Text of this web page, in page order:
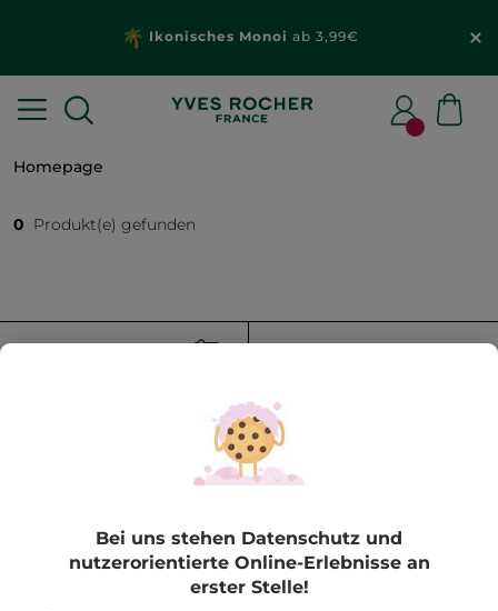
Ikonisches Monoi ab 3,99€
Homepage
0 Produkt(e) gefunden
FILTER SORTIEREN NACH
Bei uns stehen Datenschutz und
nutzerorientierte Online-Erlebnisse an
erster Stelle!